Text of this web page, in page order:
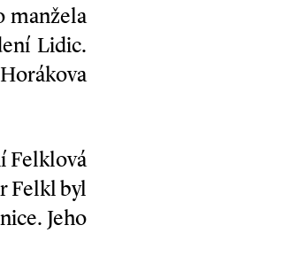
manžela
Lidic.
Felklová
Felkl byl
Jeho